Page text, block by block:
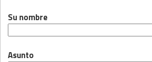
Su nombre
Asunto